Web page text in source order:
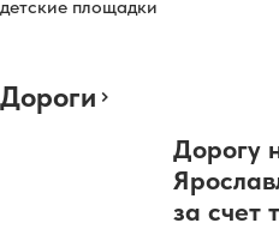
детские площадки
Дороги
Дорогу
за счет